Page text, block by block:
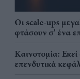
Οι scale-ups
φτάσουν σ' ένα
Καινοτομία:
επενδυτικά